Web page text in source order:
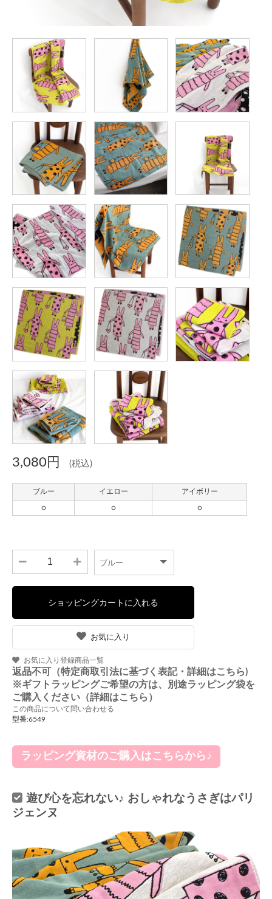
3,080円 (税込)
お気に入り
お気に入り登録商品一覧
返品不可（特定商取引法に基づく表記・詳細はこちら)
※ギフトラッピングご希望の方は、別途ラッピング袋を
ご購入ください（詳細はこちら）
この商品について問い合わせる
型番:6549
ラッピング資材のご購入はこちらから♪
遊び心を忘れない♪ おしゃれなうさぎはパリ
ジェンヌ